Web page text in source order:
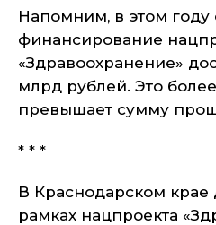
Напомним, в этом
финансирование
«Здравоохранение»
млрд рублей. Это
превышает сумму
* * *
В Краснодарском крае
рамках нацпроекта